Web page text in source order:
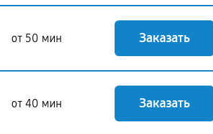
от 50 мин Заказать
от 40 мин Заказать